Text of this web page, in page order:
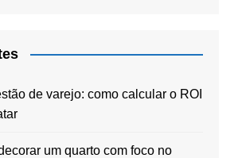
de varejo: como calcular o ROI
um quarto com foco no